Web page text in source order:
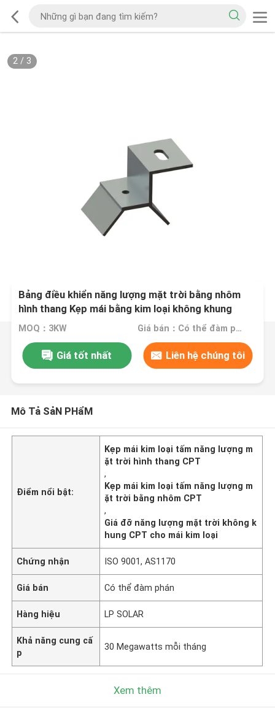
2/ 3
Bảng điều khiển năng lượng mặt trời bằng nhôm
hình thang Kẹp mái bằng kim loại không khung
MOQ：3KW Giá bán：Có thể đàm phán
Giá tốt nhất Liên hệ chúng tôi
Mô Tả SảN PHẩM
Điểm nổi bật:
Kẹp mái kim loại tấm năng lượng m
ặt trời hình thang CPT
,
Kẹp mái kim loại tấm năng lượng m
ặt trời bằng nhôm CPT
,
Giá đỡ năng lượng mặt trời không k
hung CPT cho mái kim loại
Chứng nhận ISO 9001, AS1170
Giá bán Có thể đàm phán
Hàng hiệu LP SOLAR
Khả năng cung cấ
p
30 Megawatts mỗi tháng
Xem thêm